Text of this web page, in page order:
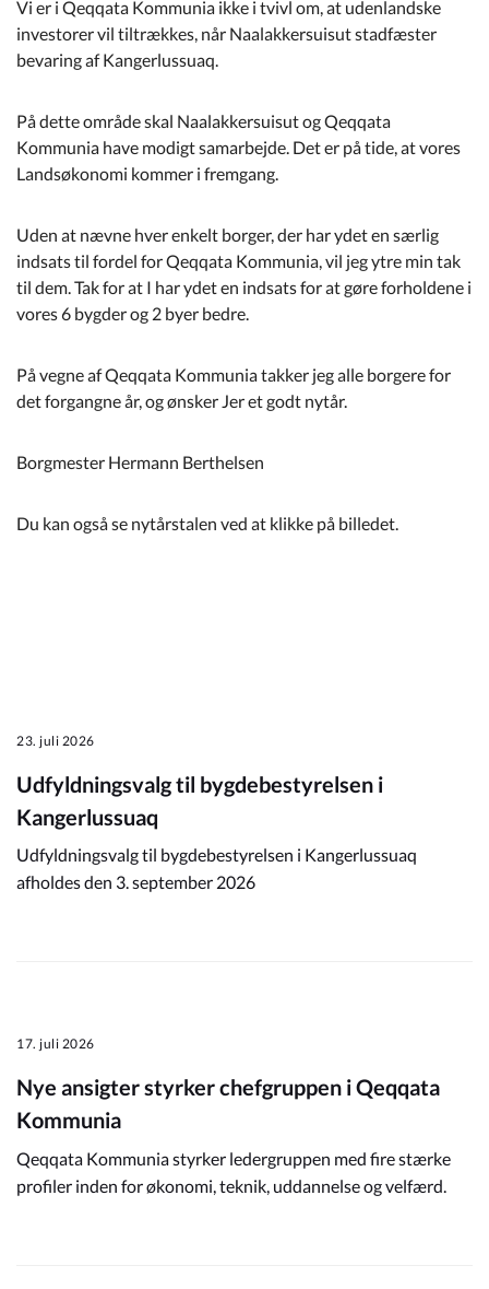
Vi er i Qeqqata Kommunia ikke i tvivl om, at udenlandske
investorer vil tiltrækkes, når Naalakkersuisut stadfæster
bevaring af Kangerlussuaq.
På dette område skal Naalakkersuisut og Qeqqata
Kommunia have modigt samarbejde. Det er på tide, at vores
Landsøkonomi kommer i fremgang.
Uden at nævne hver enkelt borger, der har ydet en særlig
indsats til fordel for Qeqqata Kommunia, vil jeg ytre min tak
til dem. Tak for at I har ydet en indsats for at gøre forholdene i
vores 6 bygder og 2 byer bedre.
På vegne af Qeqqata Kommunia takker jeg alle borgere for
det forgangne år, og ønsker Jer et godt nytår.
Borgmester Hermann Berthelsen
Du kan også se nytårstalen ved at klikke på billedet.
23. juli 2026
Udfyldningsvalg til bygdebestyrelsen i
Kangerlussuaq
Udfyldningsvalg til bygdebestyrelsen i Kangerlussuaq
afholdes den 3. september 2026
17. juli 2026
Nye ansigter styrker chefgruppen i Qeqqata
Kommunia
Qeqqata Kommunia styrker ledergruppen med fire stærke
profiler inden for økonomi, teknik, uddannelse og velfærd.